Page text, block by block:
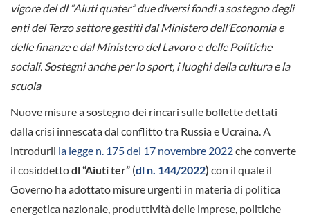
vigore del dl “Aiuti quater” due diversi fondi a sostegno degli
enti del Terzo settore gestiti dal Ministero dell’Economia e
delle finanze e dal Ministero del Lavoro e delle Politiche
sociali. Sostegni anche per lo sport, i luoghi della cultura e la
scuola
Nuove misure a sostegno dei rincari sulle bollette dettati
dalla crisi innescata dal conflitto tra Russia e Ucraina. A
introdurli la legge n. 175 del 17 novembre 2022che converte
il cosiddettodl “Aiuti ter” (dl n. 144/2022) con il quale il
Governo ha adottato misure urgenti in materia di politica
energetica nazionale, produttività delle imprese, politiche